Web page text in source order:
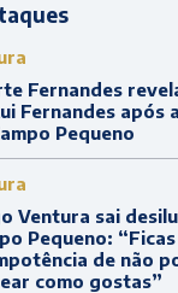
Fernandes
Fernandes após
Pequeno
Ventura sai
Pequeno:
de não
como gostas”